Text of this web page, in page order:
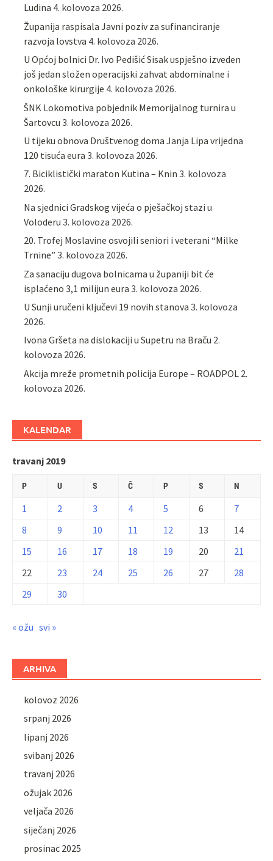
Ludina 4. kolovoza 2026.
Županija raspisala Javni poziv za sufinanciranje
razvoja lovstva 4. kolovoza 2026.
U Općoj bolnici Dr. Ivo Pedišić Sisak uspješno izveden
još jedan složen operacijski zahvat abdominalne i
onkološke kirurgije 4. kolovoza 2026.
ŠNK Lokomotiva pobjednik Memorijalnog turnira u
Šartovcu 3. kolovoza 2026.
U tijeku obnova Društvenog doma Janja Lipa vrijedna
120 tisuća eura 3. kolovoza 2026.
7. Biciklistički maraton Kutina – Knin 3. kolovoza
2026.
Na sjednici Gradskog vijeća o pješačkoj stazi u
Voloderu 3. kolovoza 2026.
20. Trofej Moslavine osvojili seniori i veterani “Milke
Trnine” 3. kolovoza 2026.
Za sanaciju dugova bolnicama u županiji bit će
isplaćeno 3,1 milijun eura 3. kolovoza 2026.
U Sunji uručeni ključevi 19 novih stanova 3. kolovoza
2026.
Ivona Gršeta na dislokaciji u Supetru na Braču 2.
kolovoza 2026.
​Akcija mreže prometnih policija Europe – ROADPOL 2.
kolovoza 2026.
KALENDAR
travanj 2019
P U S Č P S N
1 2 3 4 5 6
7
8
9 10 11 12 13
14
15
16 17 18 19 20
21
22
23 24 25 26 27
28
29
30
« ožu svi »
ARHIVA
kolovoz 2026
srpanj 2026
lipanj 2026
svibanj 2026
travanj 2026
ožujak 2026
veljača 2026
siječanj 2026
prosinac 2025